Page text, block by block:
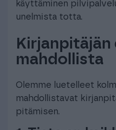
käyttäminen
unelmista totta.
mahdollista
Olemme luetelleet
mahdollistavat
pitämisen.